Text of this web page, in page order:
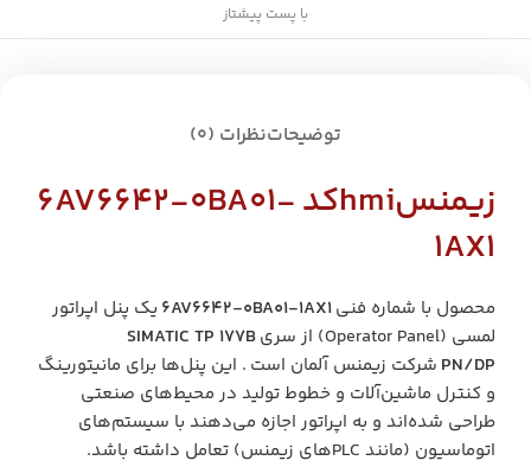
با پست پیشتاز
توضیحاتنظرات (0)
زیمنسhmiکد
6AV6642-0BA01-
1AX1
محصول با شماره فنی6AV6642-0BA01-1AX1 یک پنل اپراتور
لمسی (Operator Panel) از سری
SIMATIC TP 177B
PN/DP شرکت زیمنس آلمان است . این پنل‌ها برای مانیتورینگ
و کنترل ماشین‌آلات و خطوط تولید در محیط‌های صنعتی
طراحی شده‌اند و به اپراتور اجازه می‌دهند با سیستم‌های
اتوماسیون (مانند PLCهای زیمنس) تعامل داشته باشد.